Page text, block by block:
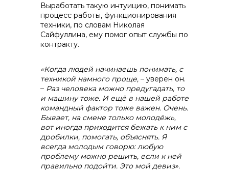
Выработать такую интуицию, понимать
процесс работы, функционирования
техники, по словам Николая
Сайфуллина, ему помог опыт службы по
контракту.
«Когда людей начинаешь понимать, с
техникой намного проще, – уверен он.
– Раз человека можно предугадать, то
и машину тоже. И ещё в нашей работе
командный фактор тоже важен. Очень.
Бывает, на смене только молодёжь,
вот иногда приходится бежать к ним с
дробилки, помогать, объяснять. Я
всегда молодым говорю: любую
проблему можно решить, если к ней
правильно подойти. Это мой девиз».